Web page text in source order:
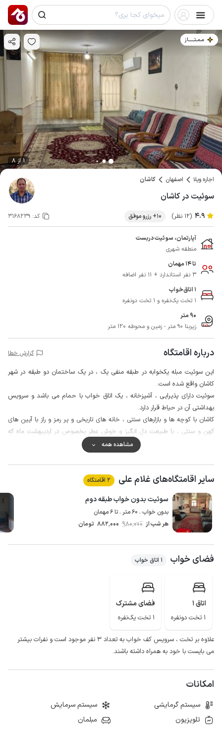
مـمـتــــــاز
1 از 8
اجاره ویلا اصفهان کاشان
سوئیت در کاشان
4.9 (12 نظر) 10+ رزرو موفق کد: 3168239
آپارتمان، سوئیت دربست
منطقه شهری
تا 14 مهمان
3 نفر استاندارد + 11 نفر اضافه
1 اتاق‌خواب
1 تخت یک‌نفره و 1 تخت دونفره
90 متر
زیربنا 90 متر - زمین و محوطه 120 متر
درباره اقامتگاه گزارش خطا
این سوئیت مبله یکخوابه در طبقه منفی یک ، در یک ساختمان دو طبقه در شهر
کاشان واقع شده است.
سوئیت دارای پذیرایی ، آشپزخانه ، یک اتاق خواب با حمام می باشد و سرویس
بهداشتی آن در حیاط قرار دارد.
کاشان با کوچه ها و بازارهای سنتی ، خانه های تاریخی و پر رمز و راز با آیین های
کهن و سنتی ، با طبیعت دل انگیز و خوش عطر بخصوص در اردیبهشت ماه که
فصل جذاب گلاب گیری است شما را به یک سفر خاطره انگیز دعوت می نماید.
باغ فین ، بازار سنتی ، تپه سیلک ، خانه بروجردی ها ، نیاسر و قمصر بخشی از
جاذبه های توریستی کاشان زیبا می باشد.
همچنین با 50 متر پیاده روی به سوپرماکت و نانوایی دسترسی خواهید داشت.
محوطه اقامتگاه با دیوار محصور و ورودی آن مستقل می باشد.
پوشش اینترنت نیز در این منطقه برای دو اپراتور همراه اول و ایرانسل 4g است.
مشاهده همه
سایر اقامتگاه‌های غلام علی 2 اقامتگاه
سوئیت بدون خواب طبقه دوم
بدون خواب . 60 متر . تا 6 مهمان
هر شب از 980٬000 882٬000 تومان
فضای خواب 1 اتاق خواب
اتاق 1
1 تخت دونفره
فضای مشترک
1 تخت یک‌نفره
علاوه بر تخت ، سرویس کف خواب به تعداد ۳ نفر موجود است و نفرات بیشتر
می بایست با خود به همراه داشته باشند.
امکانات
سیستم گرمایشی
سیستم سرمایش
تلویزیون
مبلمان